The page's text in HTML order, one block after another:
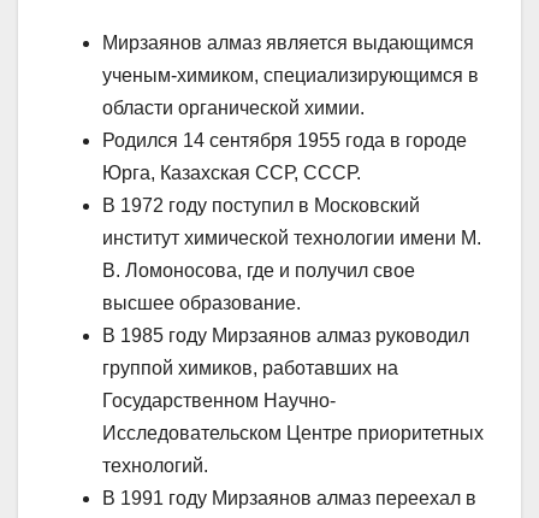
Мирзаянов алмаз является выдающимся
ученым-химиком, специализирующимся в
области органической химии.
Родился 14 сентября 1955 года в городе
Юрга, Казахская ССР, СССР.
В 1972 году поступил в Московский
институт химической технологии имени М.
В. Ломоносова, где и получил свое
высшее образование.
В 1985 году Мирзаянов алмаз руководил
группой химиков, работавших на
Государственном Научно-
Исследовательском Центре приоритетных
технологий.
В 1991 году Мирзаянов алмаз переехал в